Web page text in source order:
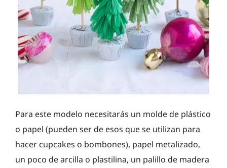
Para este modelo necesitarás un molde de plástico
o papel (pueden ser de esos que se utilizan para
hacer cupcakes o bombones), papel metalizado,
un poco de arcilla o plastilina, un palillo de madera